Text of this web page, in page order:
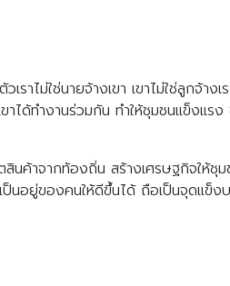
าไม่ใช่นายจ้างเขา เขาไม่ใช่ลูกจ้า
เขาได้ทำงานร่วมกัน ทำให้ชุมชนแข็ง
ค้าจากท้องถิ่น สร้างเศรษฐกิจให้ชุ
ยู่ของคนให้ดีขึ้นได้ ถือเป็นจุดแข็งบ